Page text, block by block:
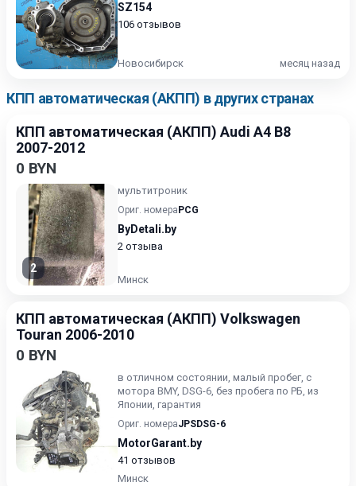
SZ154
106 отзывов
Новосибирск месяц назад
КПП автоматическая (АКПП) в других странах
КПП автоматическая (АКПП) Audi A4 B8
2007-2012
0 BYN
2
мультитроник
Ориг. номера PCG
ByDetali.by
2 отзыва
Минск
КПП автоматическая (АКПП) Volkswagen
Touran 2006-2010
0 BYN
в отличном состоянии, малый пробег, с
мотора BMY, DSG-6, без пробега по РБ, из
Японии, гарантия
Ориг. номераJPSDSG-6
MotorGarant.by
41 отзывов
Минск